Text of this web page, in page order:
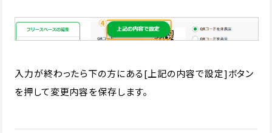
入力が終わったら下の方にある[上記の内容で設定]ボタン
を押して変更内容を保存します。